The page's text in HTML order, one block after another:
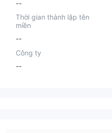
--
Thời gian thành lập tên
miền
--
Công ty
--